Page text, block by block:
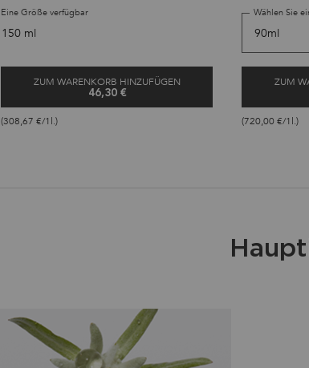
Eine Größe verfügbar
150 ml
ZUM WARENKORB HINZUFÜGEN
46,30 €
(308,67 €/1l.)
Wählen Sie
ZUM
(720,00 €/1l.)